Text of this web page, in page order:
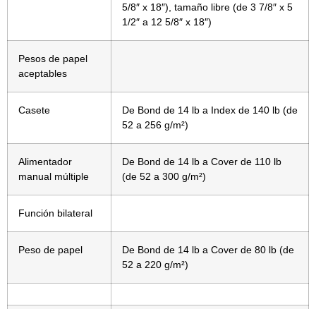
5/8″ x 18″), tamaño libre (de 3 7/8″ x 5
1/2″ a 12 5/8″ x 18″)
Pesos de papel
aceptables
Casete
De Bond de 14 lb a Index de 140 lb (de
52 a 256 g/m²)
Alimentador
manual múltiple
De Bond de 14 lb a Cover de 110 lb
(de 52 a 300 g/m²)
Función bilateral
Peso de papel
De Bond de 14 lb a Cover de 80 lb (de
52 a 220 g/m²)